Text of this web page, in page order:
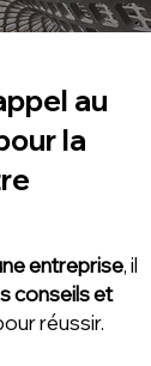
au
la
entreprise, il
conseils et
réussir.